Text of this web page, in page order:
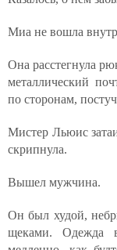
Миа не вошла
Она расстегнула
металлический
по сторонам,
Мистер Льюис
скрипнула.
Вышел мужчина.
Он был худой,
щеками. Одежда